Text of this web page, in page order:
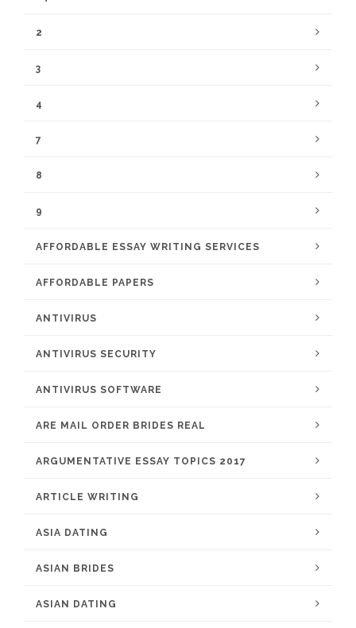
2
3
4
7
8
9
AFFORDABLE ESSAY WRITING SERVICES
AFFORDABLE PAPERS
ANTIVIRUS
ANTIVIRUS SECURITY
ANTIVIRUS SOFTWARE
ARE MAIL ORDER BRIDES REAL
ARGUMENTATIVE ESSAY TOPICS 2017
ARTICLE WRITING
ASIA DATING
ASIAN BRIDES
ASIAN DATING